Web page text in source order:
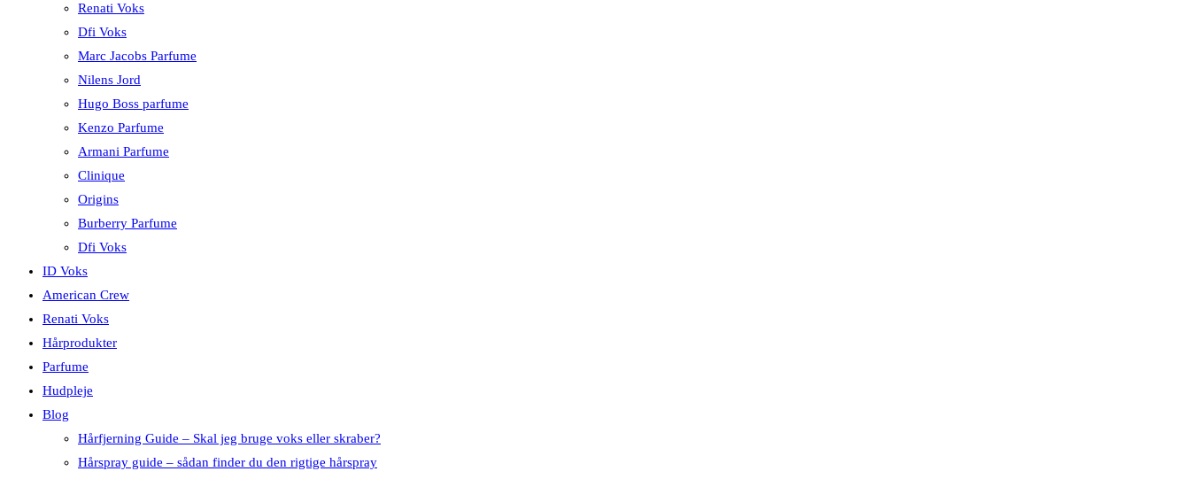
Renati Voks
Dfi Voks
Marc Jacobs Parfume
Nilens Jord
Hugo Boss parfume
Kenzo Parfume
Armani Parfume
Clinique
Origins
Burberry Parfume
Dfi Voks
ID Voks
American Crew
Renati Voks
Hårprodukter
Parfume
Hudpleje
Blog
Hårfjerning Guide – Skal jeg bruge voks eller skraber?
Hårspray guide – sådan finder du den rigtige hårspray